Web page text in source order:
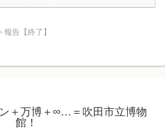
報告【終了】
＋万博＋∞…＝吹田市立博物
館！